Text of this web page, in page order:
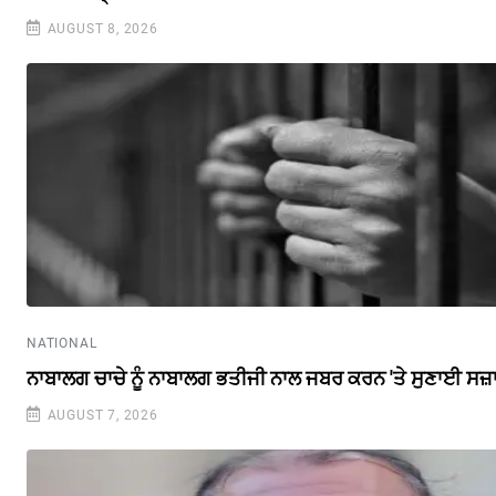
AUGUST 8, 2026
NATIONAL
ਨਾਬਾਲਗ ਚਾਚੇ ਨੂੰ ਨਾਬਾਲਗ ਭਤੀਜੀ ਨਾਲ ਜਬਰ ਕਰਨ 'ਤੇ ਸੁਣਾਈ
AUGUST 7, 2026